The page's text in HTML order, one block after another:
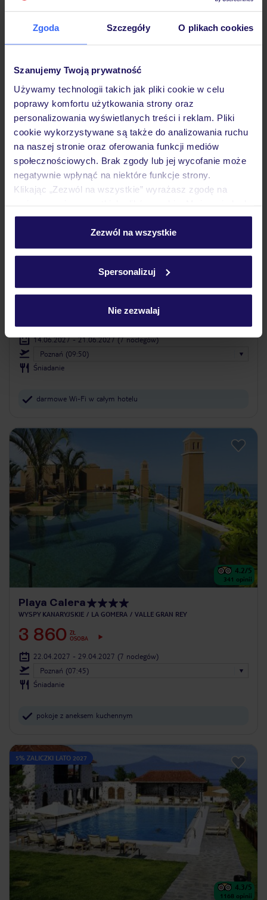
Zgoda Szczegóły O plikach cookies
Szanujemy Twoją prywatność
Używamy technologii takich jak pliki cookie w celu
poprawy komfortu użytkowania strony oraz
personalizowania wyświetlanych treści i reklam. Pliki
cookie wykorzystywane są także do analizowania ruchu
na naszej stronie oraz oferowania funkcji mediów
społecznościowych. Brak zgody lub jej wycofanie może
negatywnie wpłynąć na niektóre funkcje strony.
Klikając „Zezwól na wszystkie” wyrażasz zgodę na
personalizować swój wybór wchodząc w zakładkę
Szczegółowe informacje o plikach cookie znajdziesz
Zezwól na wszystkie
Spersonalizuj
Nie zezwalaj
14.06.2027 - 21.06.2027
(7 noclegów)
4.2/5
Hotel Gran Rey
14.06.2027 - 21.06.2027 (7 noclegów)
Poznań (09:50)
Śniadanie
darmowe Wi-Fi w całym hotelu
4.2/5
341 opinii
Playa Calera
WYSPY KANARYJSKIE LA GOMERA VALLE GRAN REY
3 860 ZŁ
OSOBA
22.04.2027 - 29.04.2027 (7 noclegów)
Poznań (07:45)
Śniadanie
pokoje z aneksem kuchennym
5% ZALICZKI LATO 2027
4.3/5
1168 opinii